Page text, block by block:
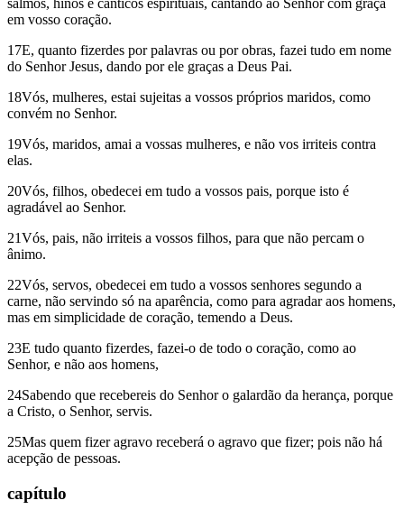
em vosso coração.
17E, quanto fizerdes por palavras ou por obras, fazei tudo em nome
do Senhor Jesus, dando por ele graças a Deus Pai.
18Vós, mulheres, estai sujeitas a vossos próprios maridos, como
convém no Senhor.
19Vós, maridos, amai a vossas mulheres, e não vos irriteis contra
elas.
20Vós, filhos, obedecei em tudo a vossos pais, porque isto é
agradável ao Senhor.
21Vós, pais, não irriteis a vossos filhos, para que não percam o
ânimo.
22Vós, servos, obedecei em tudo a vossos senhores segundo a
carne, não servindo só na aparência, como para agradar aos homens,
mas em simplicidade de coração, temendo a Deus.
23E tudo quanto fizerdes, fazei-o de todo o coração, como ao
Senhor, e não aos homens,
24Sabendo que recebereis do Senhor o galardão da herança, porque
a Cristo, o Senhor, servis.
25Mas quem fizer agravo receberá o agravo que fizer; pois não há
acepção de pessoas.
capítulo